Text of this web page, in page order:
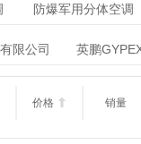
防爆军用分体空调
限公司
英鹏
公司
价格  销量